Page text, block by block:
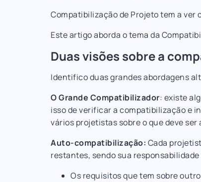
Compatibilização de Projeto tem a ver
Este artigo aborda o tema da
Duas visões sobre a
Identifico duas grandes abordagens
O Grande Compatibilizador: existe
isso de verificar a compatibilização e
vários projetistas sobre o que deve ser
Auto-compatibilização: Cada
restantes, sendo sua
Os requisitos que tem sobre